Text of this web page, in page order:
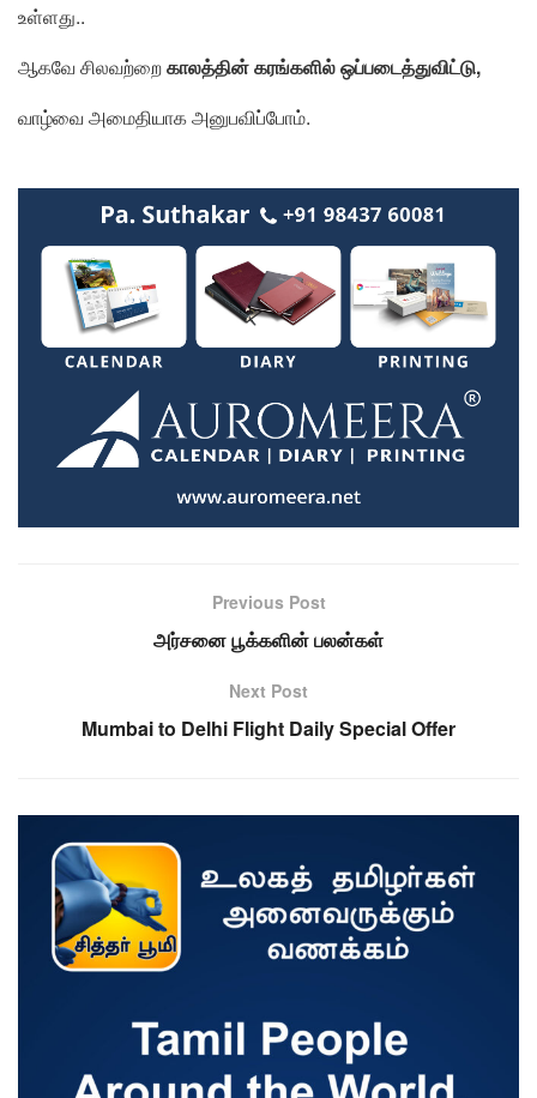
உள்ளது..
ஆகவே சிலவற்றைகாலத்தின் கரங்களில் ஒப்படைத்துவிட்டு,
வாழ்வை அமைதியாக அனுபவிப்போம்.
Previous Post
அர்சனை பூக்களின் பலன்கள்
Next Post
Mumbai to Delhi Flight Daily Special Offer